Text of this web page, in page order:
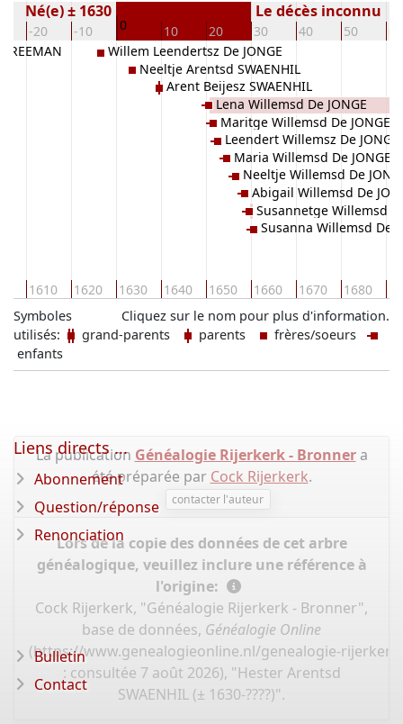
-20 -10 0 10 20 30 40 50
Né(e) ± 1630 Le décès inconnu
1610 1620 1630 1640 1650 1660 1670 1680
Willem Leendertsz De JONGE
Neeltje Arentsd SWAENHIL
Arent Beijesz SWAENHIL
Lena Willemsd De JONGE
Maritge Willemsd De JONGE
Leendert Willemsz De JONGE
Maria Willemsd De JONGE
Neeltje Willemsd De
Abigail Willemsd De
Susannetge Willemsd
Susanna Willemsd De
Cliquez sur le nom pour plus d'information.
Symboles
utilisés:
grand-parents parents
frères/soeurs
enfants
La publication Généalogie Rijerkerk - Bronnera
été préparée par Cock Rijerkerk.
contacter l'auteur
Lors de la copie des données de cet arbre
généalogique, veuillez inclure une référence à
l'origine:
Cock Rijerkerk, "Généalogie Rijerkerk - Bronner",
base de données, Généalogie Online
(https://www.genealogieonline.nl/genealogie-
: consultée 7 août 2026), "Hester Arentsd
SWAENHIL (± 1630-????)".
Liens directs ...
Abonnement
Question/réponse
Renonciation
Bulletin
Contact